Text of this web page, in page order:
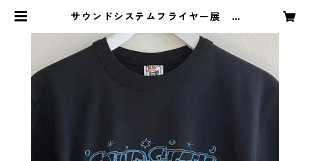
サウンドシステムフライヤー展 T